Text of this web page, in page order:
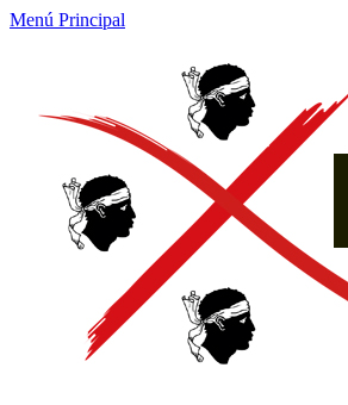
Menú Principal